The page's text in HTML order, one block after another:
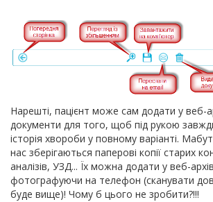
Нарешті, пацієнт може сам додати у веб-
документи для того, щоб під рукою
історія хвороби у повному варіанті.
нас зберігаються паперові копії старих
аналізів, УЗД... Їх можна додати у веб-
фотографуючи на телефон (сканувати
буде вище)! Чому б цього не зробити?!!!